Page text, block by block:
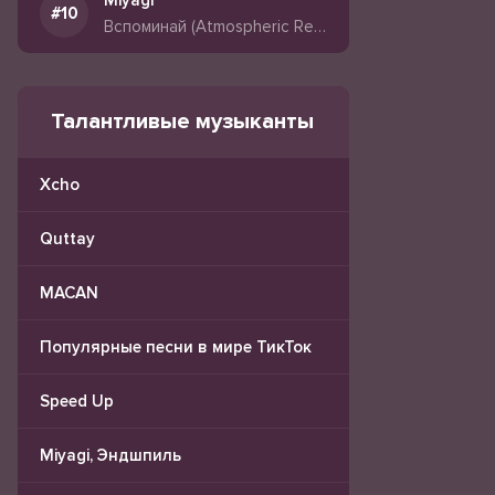
Вспоминай (Atmospheric Remix)
Талантливые музыканты
Xcho
Quttay
MACAN
Популярные песни в мире ТикТок
Speed Up
Miyagi, Эндшпиль